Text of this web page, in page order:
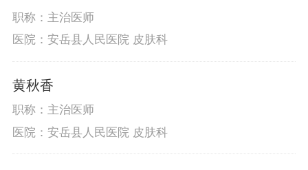
职称：主治医师
医院：安岳县人民医院 皮肤科
黄秋香
职称：主治医师
医院：安岳县人民医院 皮肤科